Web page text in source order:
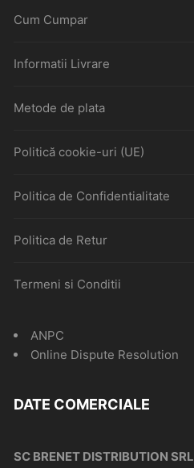
Cum Cumpar
Informatii Livrare
Metode de plata
Politică cookie-uri (UE)
Politica de Confidentialitate
Politica de Retur
Termeni si Conditii
ANPC
Online Dispute Resolution
DATE COMERCIALE
SC BRENET DISTRIBUTION SRL